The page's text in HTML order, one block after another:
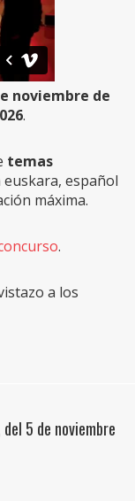
noviembre de
.
temas
euskara, español
máxima.
.
a los
5 de noviembre